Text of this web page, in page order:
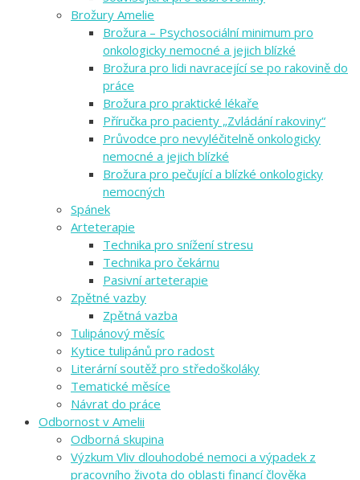
Brožury Amelie
Brožura – Psychosociální minimum pro
onkologicky nemocné a jejich blízké
Brožura pro lidi navracející se po rakovině do
práce
Brožura pro praktické lékaře
Příručka pro pacienty „Zvládání rakoviny“
Průvodce pro nevyléčitelně onkologicky
nemocné a jejich blízké
Brožura pro pečující a blízké onkologicky
nemocných
Spánek
Arteterapie
Technika pro snížení stresu
Technika pro čekárnu
Pasivní arteterapie
Zpětné vazby
Zpětná vazba
Tulipánový měsíc
Kytice tulipánů pro radost
Literární soutěž pro středoškoláky
Tematické měsíce
Návrat do práce
Odbornost v Amelii
Odborná skupina
Výzkum Vliv dlouhodobé nemoci a výpadek z
pracovního života do oblasti financí člověka